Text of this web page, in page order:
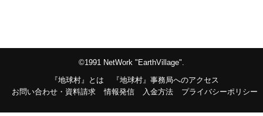
©1991 NetWork "EarthVillage".
『地球村』とは
『地球村』事務局へのアクセス
お問い合わせ・資料請求
情報発信 入金方法 プライバシーポリシー